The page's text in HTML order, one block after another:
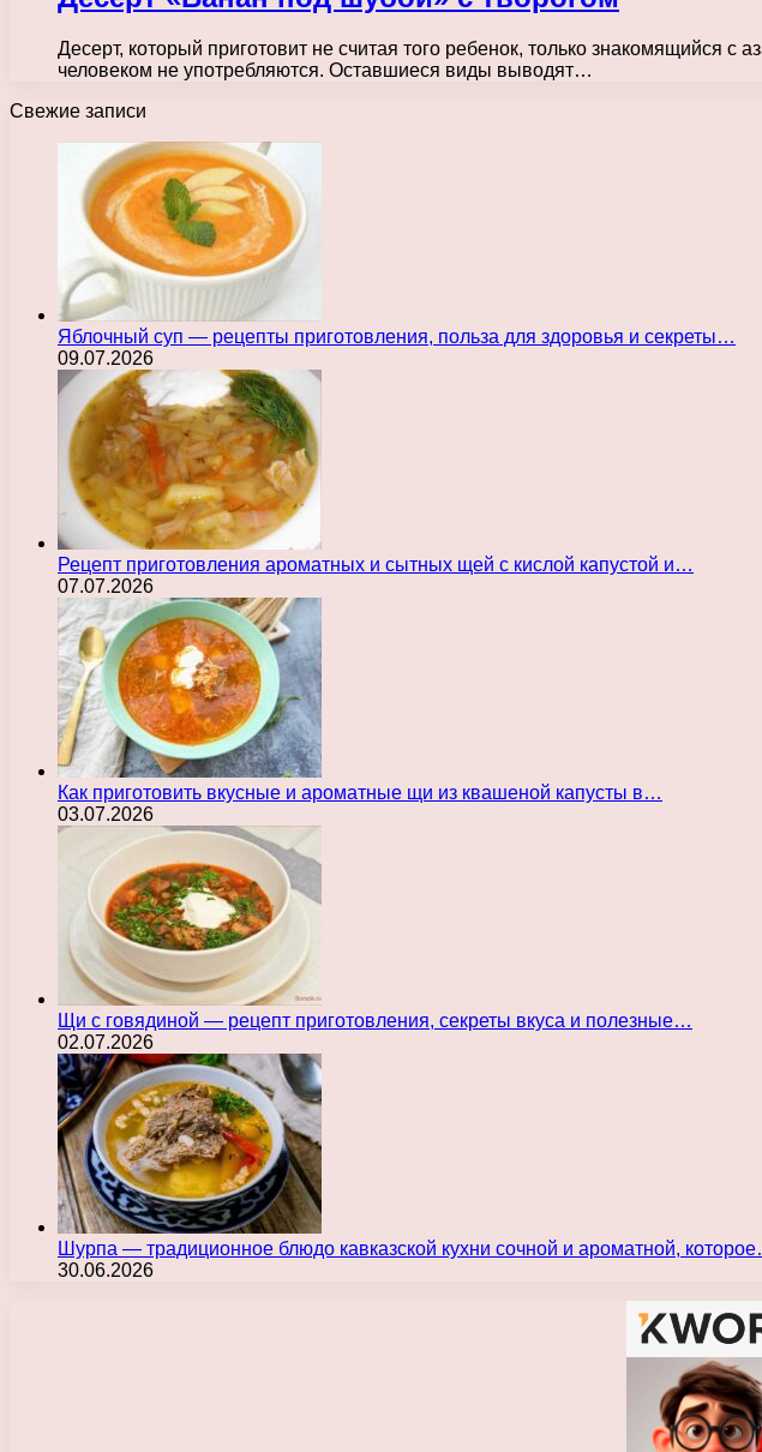
Десерт, который приготовит не считая того ребенок, только знакомящийся
человеком не употребляются. Оставшиеся виды выводят…
Свежие записи
Яблочный суп — рецепты приготовления, польза для здоровья и секреты…
09.07.2026
Рецепт приготовления ароматных и сытных щей с кислой капустой и…
07.07.2026
Как приготовить вкусные и ароматные щи из квашеной капусты в…
03.07.2026
Щи с говядиной — рецепт приготовления, секреты вкуса и полезные…
02.07.2026
Шурпа — традиционное блюдо кавказской кухни сочной и ароматной,
30.06.2026